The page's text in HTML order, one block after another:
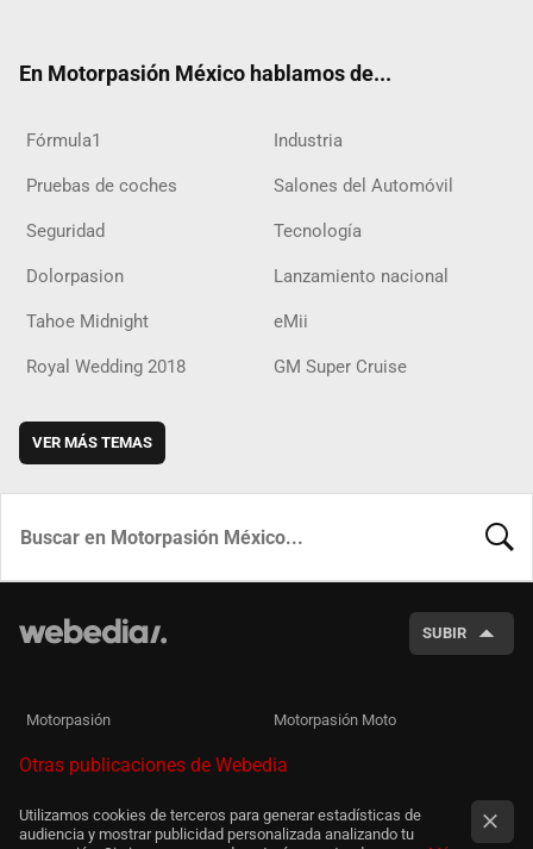
En Motorpasión México hablamos de...
Fórmula1 Industria
Pruebas de coches Salones del Automóvil
Seguridad Tecnología
Dolorpasion Lanzamiento nacional
Tahoe Midnight eMii
Royal Wedding 2018 GM Super Cruise
VER MÁS TEMAS
SUBIR
Motorpasión Motorpasión Moto
Otras publicaciones de Webedia
Utilizamos cookies de terceros para generar estadísticas de
audiencia y mostrar publicidad personalizada analizando tu